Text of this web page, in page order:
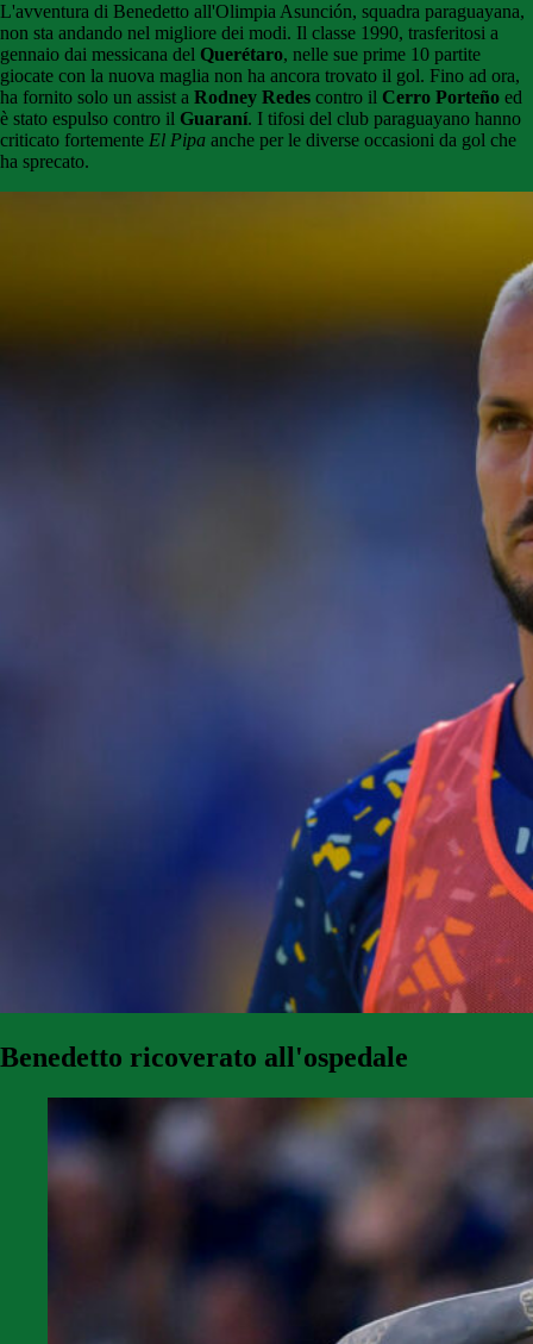
L'avventura di Benedetto all'Olimpia Asunción, squadra paraguayana,
non sta andando nel migliore dei modi. Il classe 1990, trasferitosi a
gennaio dai messicana del Querétaro, nelle sue prime 10 partite
giocate con la nuova maglia non ha ancora trovato il gol. Fino ad ora,
ha fornito solo un assist a Rodney Redes contro il Cerro Porteño ed
è stato espulso contro il Guaraní. I tifosi del club paraguayano hanno
criticato fortemente El Pipa anche per le diverse occasioni da gol che
ha sprecato.
Benedetto ricoverato all'ospedale